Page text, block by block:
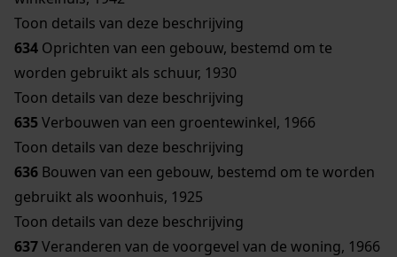
Toon details van deze beschrijving
634 Oprichten van een gebouw, bestemd om te
worden gebruikt als schuur, 1930
Toon details van deze beschrijving
635Verbouwen van een groentewinkel, 1966
Toon details van deze beschrijving
636 Bouwen van een gebouw, bestemd om te worden
gebruikt als woonhuis, 1925
Toon details van deze beschrijving
637Veranderen van de voorgevel van de woning, 1966